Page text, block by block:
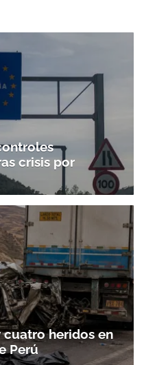
crisis por
cuatro heridos en
Perú